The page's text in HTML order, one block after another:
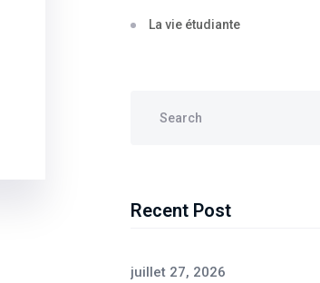
La vie étudiante
Recent Post
juillet 27, 2026